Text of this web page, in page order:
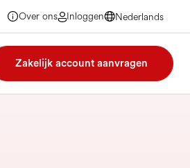
Over ons Inloggen
Nederlands
Nederlands
Nederlands
Zakelijk account aanvragen